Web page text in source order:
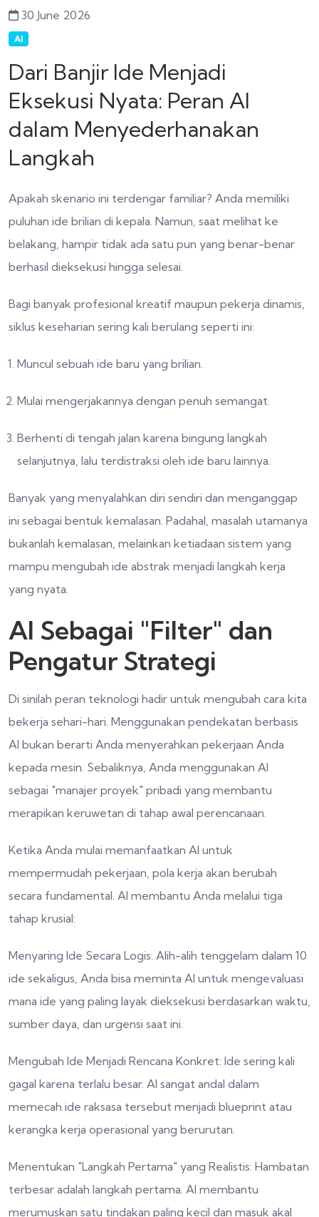
30 June 2026
AI
Dari Banjir Ide Menjadi
Eksekusi Nyata: Peran AI
dalam Menyederhanakan
Langkah
Apakah skenario ini terdengar familiar? Anda memiliki
puluhan ide brilian di kepala. Namun, saat melihat ke
belakang, hampir tidak ada satu pun yang benar-benar
berhasil dieksekusi hingga selesai.
Bagi banyak profesional kreatif maupun pekerja dinamis,
siklus keseharian sering kali berulang seperti ini:
Muncul sebuah ide baru yang brilian.
Mulai mengerjakannya dengan penuh semangat.
Berhenti di tengah jalan karena bingung langkah
selanjutnya, lalu terdistraksi oleh ide baru lainnya.
Banyak yang menyalahkan diri sendiri dan menganggap
ini sebagai bentuk kemalasan. Padahal, masalah utamanya
bukanlah kemalasan, melainkan ketiadaan sistem yang
mampu mengubah ide abstrak menjadi langkah kerja
yang nyata.
AI Sebagai "Filter" dan
Pengatur Strategi
Di sinilah peran teknologi hadir untuk mengubah cara kita
bekerja sehari-hari. Menggunakan pendekatan berbasis
AI bukan berarti Anda menyerahkan pekerjaan Anda
kepada mesin. Sebaliknya, Anda menggunakan AI
sebagai "manajer proyek" pribadi yang membantu
merapikan keruwetan di tahap awal perencanaan.
Ketika Anda mulai memanfaatkan AI untuk
mempermudah pekerjaan, pola kerja akan berubah
secara fundamental. AI membantu Anda melalui tiga
tahap krusial:
Menyaring Ide Secara Logis: Alih-alih tenggelam dalam 10
ide sekaligus, Anda bisa meminta AI untuk mengevaluasi
mana ide yang paling layak dieksekusi berdasarkan waktu,
sumber daya, dan urgensi saat ini.
Mengubah Ide Menjadi Rencana Konkret: Ide sering kali
gagal karena terlalu besar. AI sangat andal dalam
memecah ide raksasa tersebut menjadi blueprint atau
kerangka kerja operasional yang berurutan.
Menentukan "Langkah Pertama" yang Realistis: Hambatan
terbesar adalah langkah pertama. AI membantu
merumuskan satu tindakan paling kecil dan masuk akal